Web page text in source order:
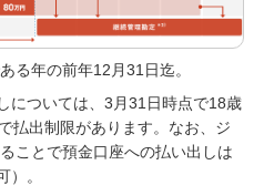
る年の前年12月31日迄。
については、3月31日時点で18歳
払出制限があります。なお、ジ
ことで預金口座への払い出しは
）。